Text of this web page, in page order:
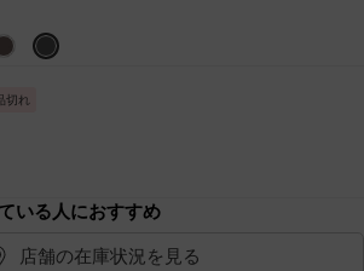
切れ
いる人におすすめ
店舗の在庫状況を見る